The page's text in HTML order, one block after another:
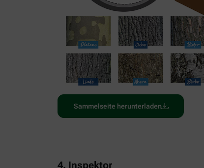
Sammelseite herunterladen
4. Inspektor